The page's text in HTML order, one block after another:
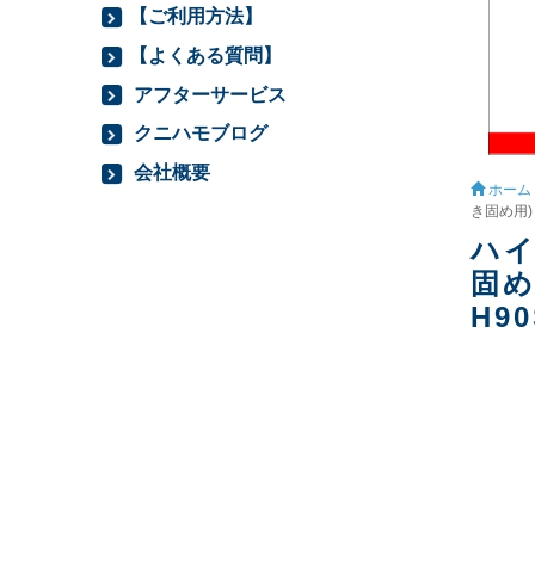
ホーム
き固め用
ハ
固
【ご利用方法】
【よくある質問】
アフターサービス
クニハモブログ
会社概要